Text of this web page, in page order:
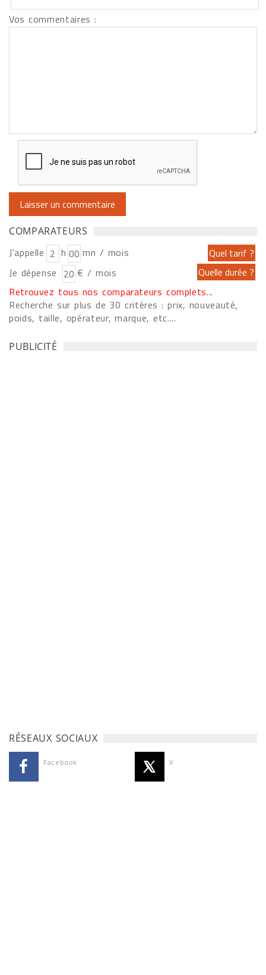
Vos commentaires :
COMPARATEURS
J'appelle h
mn / mois
Je dépense
€ / mois
Retrouvez tous nos comparateurs complets...
Recherche sur plus de 30 critères : prix, nouveauté,
poids, taille, opérateur, marque, etc....
PUBLICITÉ
RÉSEAUX SOCIAUX
Facebook X